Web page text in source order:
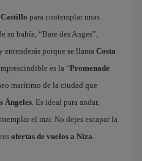
para contemplar unas
su bahía, “Baie des Anges”,
entenderás porque se llama Costa
es la “Promenade
marítimo de la ciudad que
Ángeles. Es ideal para andar,
el mar. No dejes escapar la
ofertas de vuelos a Niza.